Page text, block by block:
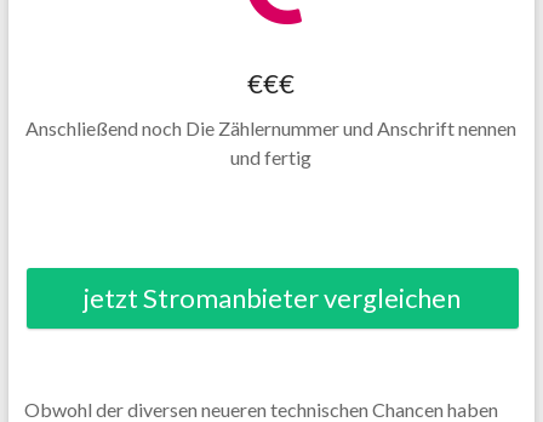
€€€
Anschließend noch Die Zählernummer und Anschrift nennen
und fertig
jetzt Stromanbieter vergleichen
Obwohl der diversen neueren technischen Chancen haben